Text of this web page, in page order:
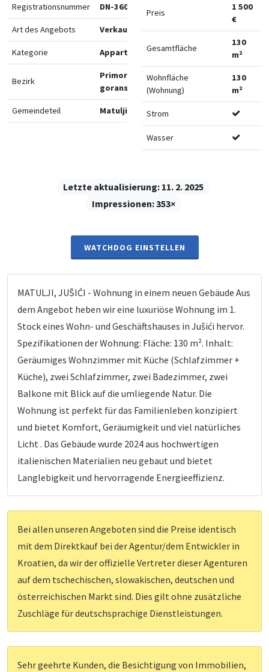
Registrationsnummer DN-36039
Art des Angebots Verkauf
Kategorie Appartements
Bezirk
Primorsko-
goranska
Gemeindeteil Matulji
Preis
1 500
€
Gesamtfläche
130
m²
Wohnfläche
(Wohnung)
130
m²
Strom
Wasser
Letzte aktualisierung: 11. 2. 2025
Impressionen:353×
WATCHDOG EINSTELLEN
MATULJI, JUŠIĆI - Wohnung in einem neuen Gebäude Aus
dem Angebot heben wir eine luxuriöse Wohnung im 1.
Stock eines Wohn- und Geschäftshauses in Jušići hervor.
Spezifikationen der Wohnung: Fläche: 130 m². Inhalt:
Geräumiges Wohnzimmer mit Küche (Schlafzimmer +
Küche), zwei Schlafzimmer, zwei Badezimmer, zwei
Balkone mit Blick auf die umliegende Natur. Die
Wohnung ist perfekt für das Familienleben konzipiert
und bietet Komfort, Geräumigkeit und viel natürliches
Licht . Das Gebäude wurde 2024 aus hochwertigen
italienischen Materialien neu gebaut und bietet
Langlebigkeit und hervorragende Energieeffizienz.
Bei allen unseren Angeboten sind die Preise identisch
mit dem Direktkauf bei der Agentur/dem Entwickler in
Kroatien, da wir der offizielle Vertreter dieser Agenturen
auf dem tschechischen, slowakischen, deutschen und
österreichischen Markt sind. Dies gilt ohne zusätzliche
Zuschläge für deutschsprachige Dienstleistungen.
Sehr geehrte Kunden, die Besichtigung von Immobilien,